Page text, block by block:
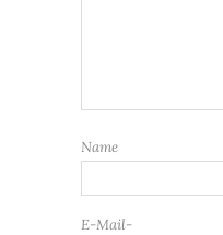
Name
E-Mail-